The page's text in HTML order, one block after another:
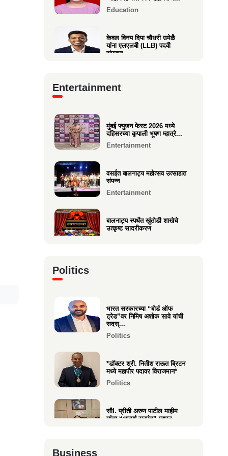
Education
केवल विनय दिपा चौधरी उमेळेै
यांना एलएलबी (LLB) पदवी
संपादन
आगाशीच्या डॉ. सौ. स्नेहल निनाद
१२ वी CET परीक्षेत सुप्रिया पराग
Entertainment
मुंबई फ्युजन फेस्ट 2026 मध्ये
दहिसरच्या कृपाली भूषण म्हात्रे...
Entertainment
वसईत बालनाट्य महोत्सव उत्साहात
संपन्न
Entertainment
बालनाट्य स्पर्धेत खुंतोडी शाखेचे
उत्कृष्ट सादरीकरण
नीरज चुरी निर्मित“साबर बोंडं” –
अनेक आंतरराष्ट्रीय पुरस्कारा...
Entertainment
Politics
भारत सरकारच्या “बोर्ड ऑफ
ट्रेड”वर निमिष अशोक सावे यांची
सदस्...
Politics
*डॉक्टर श्री. नितीश राऊत ब्रिटन
मध्ये महापौर पदावर विराजमान*
Politics
सौI. प्रीती अरुण पाटील माहीम
यांचा “आदर्श सरपंच” म्हणून
Business